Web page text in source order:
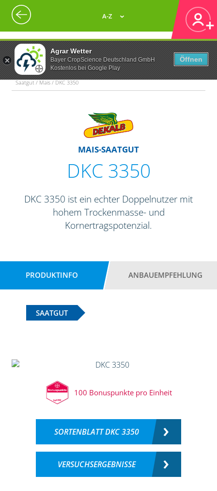
Agrar Wetter
Bayer CropScience Deutschland GmbH
Kostenlos bei Google Play
Öffnen
A-Z
Saatgut / Mais / DKC 3350
MAIS-SAATGUT
DKC 3350
DKC 3350 ist ein echter Doppelnutzer mit
hohem Trockenmasse- und
Kornertragspotenzial.
PRODUKTINFO ANBAUEMPFEHLUNG
SAATGUT
100 Bonuspunkte pro Einheit
SORTENBLATT DKC 3350
VERSUCHSERGEBNISSE